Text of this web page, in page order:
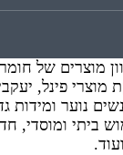
מוצרים של
מוצרי פינל,
נוער ומידות
ביתי ומוסדי,